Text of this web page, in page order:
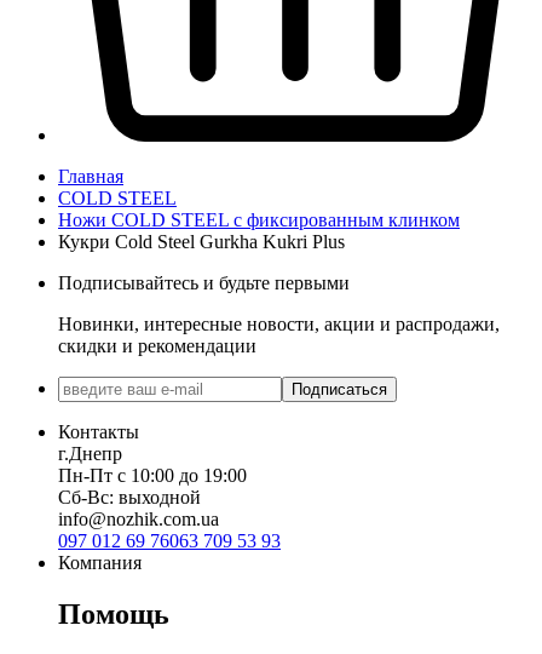
Главная
COLD STEEL
Ножи COLD STEEL с фиксированным клинком
Кукри Cold Steel Gurkha Kukri Plus
Подписывайтесь и будьте первыми
Новинки, интересные новости, акции и распродажи,
скидки и рекомендации
Подписаться
Контакты
г.Днепр
Пн-Пт с 10:00 до 19:00
Сб-Вс: выходной
info@nozhik.com.ua
097 012 69 76063 709 53 93
Компания
Помощь